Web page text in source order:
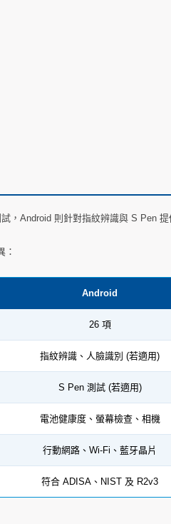
，Android 則針對指紋辨識與 S Pen 提
：
Android
26 項
指紋辨識、人臉識別 (若適用)
S Pen 測試 (若適用)
電池健康度、螢幕檢查、相機
行動網路、Wi-Fi、藍牙晶片
符合 ADISA、NIST 及 R2v3